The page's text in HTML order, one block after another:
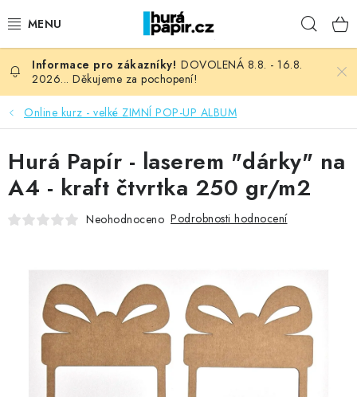
na
NOVINKY
HURÁ DÍLNA
VŠECHNO ZBOŽÍ
KNIHAŘSKÝ MATERIÁL
FOTORECENZE
MOJE OBJEDNÁVKA
DOVOLENÁ 8.8. - 16.8.
2026... Děkujeme za pochopení!
Online kurz - velké ZIMNÍ POP-UP ALBUM
Hurá Papír - laserem "dárky" na
A4 - kraft čtvrtka 250 gr/m2
Neohodnoceno Podrobnosti hodnocení